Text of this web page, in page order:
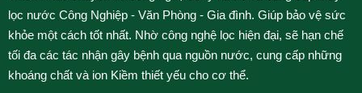
lọc nước Công Nghiệp - Văn Phòng - Gia đình. Giúp bảo vệ sức
khỏe một cách tốt nhất. Nhờ công nghệ lọc hiện đại, sẽ hạn chế
tối đa các tác nhận gây bệnh qua nguồn nước, cung cấp những
khoáng chất và ion Kiềm thiết yếu cho cơ thể.